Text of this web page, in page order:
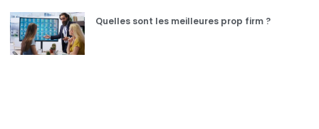
Quelles sont les meilleures prop firm ?